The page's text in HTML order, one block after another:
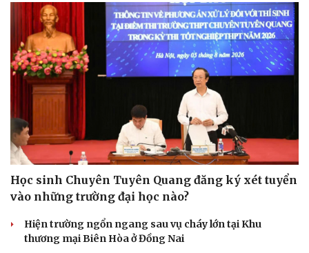
Cải chính
Học sinh Chuyên Tuyên Quang đăng ký xét tuyển
vào những trường đại học nào?
Hiện trường ngổn ngang sau vụ cháy lớn tại Khu
thương mại Biên Hòa ở Đồng Nai